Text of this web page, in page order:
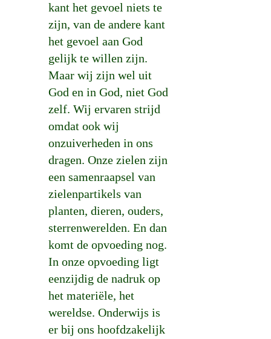
kant het gevoel niets te
zijn, van de andere kant
het gevoel aan God
gelijk te willen zijn.
Maar wij zijn wel uit
God en in God, niet God
zelf. Wij ervaren strijd
omdat ook wij
onzuiverheden in ons
dragen. Onze zielen zijn
een samenraapsel van
zielenpartikels van
planten, dieren, ouders,
sterrenwerelden. En dan
komt de opvoeding nog.
In onze opvoeding ligt
eenzijdig de nadruk op
het materiële, het
wereldse. Onderwijs is
er bij ons hoofdzakelijk